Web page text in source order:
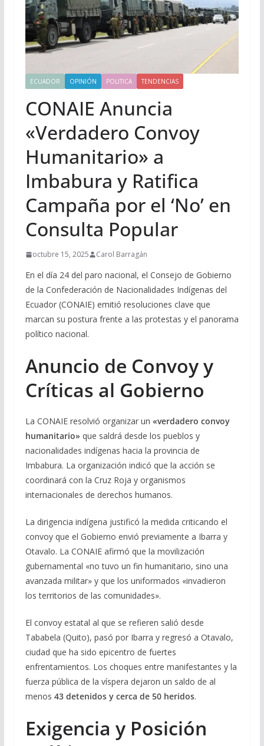
ECUADOR OPINIÓN POLITICA TENDENCIAS
CONAIE Anuncia
«Verdadero Convoy
Humanitario» a
Imbabura y Ratifica
Campaña por el ‘No’ en
Consulta Popular
octubre 15, 2025 Carol Barragán
En el día 24 del paro nacional, el Consejo de Gobierno
de la Confederación de Nacionalidades Indígenas del
Ecuador (CONAIE) emitió resoluciones clave que
marcan su postura frente a las protestas y el panorama
político nacional.
Anuncio de Convoy y
Críticas al Gobierno
La CONAIE resolvió organizar un «verdadero convoy
humanitario» que saldrá desde los pueblos y
nacionalidades indígenas hacia la provincia de
Imbabura. La organización indicó que la acción se
coordinará con la Cruz Roja y organismos
internacionales de derechos humanos.
La dirigencia indígena justificó la medida criticando el
convoy que el Gobierno envió previamente a Ibarra y
Otavalo. La CONAIE afirmó que la movilización
gubernamental «no tuvo un fin humanitario, sino una
avanzada militar» y que los uniformados «invadieron
los territorios de las comunidades».
El convoy estatal al que se refieren salió desde
Tababela (Quito), pasó por Ibarra y regresó a Otavalo,
ciudad que ha sido epicentro de fuertes
enfrentamientos. Los choques entre manifestantes y la
fuerza pública de la víspera dejaron un saldo de al
menos 43 detenidos y cerca de 50 heridos.
Exigencia y Posición